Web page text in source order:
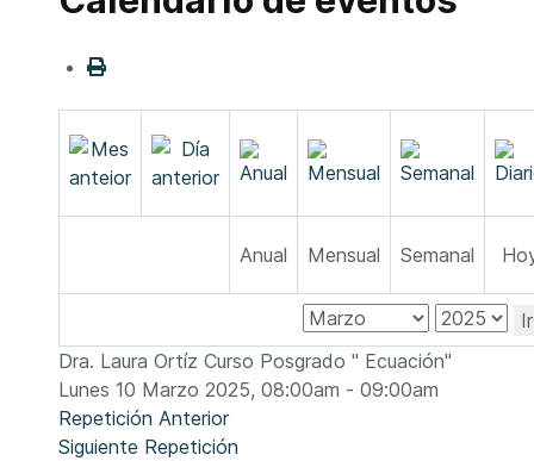
Anual Mensual Semanal
Dra. Laura Ortíz Curso Posgrado " Ecuación"
Lunes 10 Marzo 2025, 08:00am - 09:00am
Repetición Anterior
Siguiente Repetición